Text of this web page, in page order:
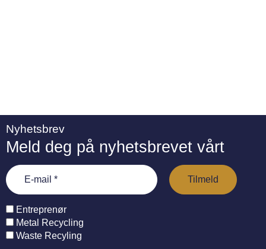
Nyhetsbrev
Meld deg på nyhetsbrevet vårt
Entreprenør
Metal Recycling
Waste Recyling